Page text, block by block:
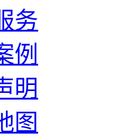
务
例
明
图